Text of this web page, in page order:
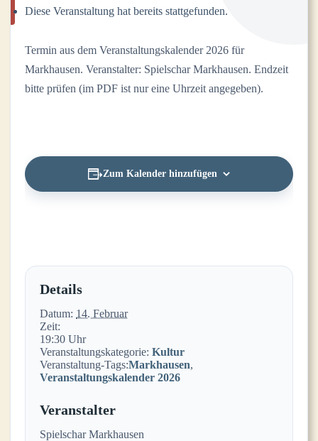
Diese Veranstaltung hat bereits stattgefunden.
Termin aus dem Veranstaltungskalender 2026 für
Markhausen. Veranstalter: Spielschar Markhausen. Endzeit
bitte prüfen (im PDF ist nur eine Uhrzeit angegeben).
Zum Kalender hinzufügen
Details
Datum: 14. Februar
Zeit:
19:30 Uhr
Veranstaltungskategorie: Kultur
Veranstaltung-Tags:Markhausen,
Veranstaltungskalender 2026
Veranstalter
Spielschar Markhausen